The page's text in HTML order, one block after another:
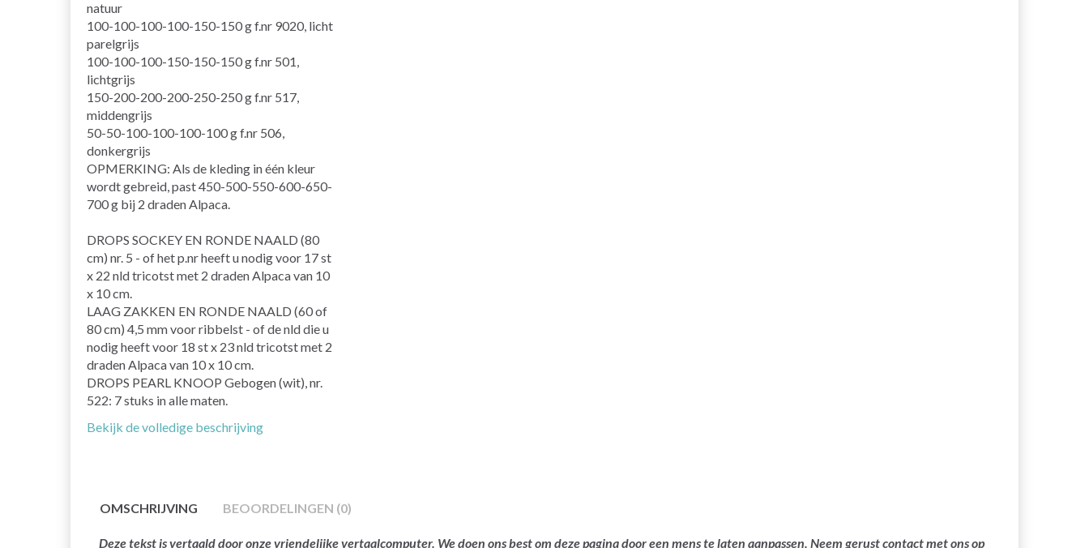
natuur
100-100-100-100-150-150 g f.nr 9020, licht
parelgrijs
100-100-100-150-150-150 g f.nr 501,
lichtgrijs
150-200-200-200-250-250 g f.nr 517,
middengrijs
50-50-100-100-100-100 g f.nr 506,
donkergrijs
OPMERKING: Als de kleding in één kleur
wordt gebreid, past 450-500-550-600-650-
700 g bij 2 draden Alpaca.
DROPS SOCKEY EN RONDE NAALD (80
cm) nr. 5 - of het p.nr heeft u nodig voor 17 st
x 22 nld tricotst met 2 draden Alpaca van 10
x 10 cm.
LAAG ZAKKEN EN RONDE NAALD (60 of
80 cm) 4,5 mm voor ribbelst - of de nld die u
nodig heeft voor 18 st x 23 nld tricotst met 2
draden Alpaca van 10 x 10 cm.
DROPS PEARL KNOOP Gebogen (wit), nr.
522: 7 stuks in alle maten.
Bekijk de volledige beschrijving
OMSCHRIJVING BEOORDELINGEN (0)
Deze tekst is vertaald door onze vriendelijke vertaalcomputer. We doen ons best om deze pagina door een mens te laten aanpassen. Neem gerust contact met ons op